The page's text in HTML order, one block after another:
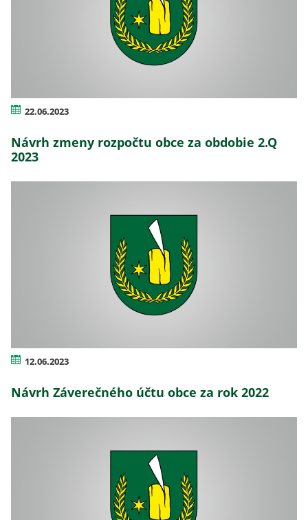
22.06.2023
Návrh zmeny rozpočtu obce za obdobie 2.Q
2023
12.06.2023
Návrh Záverečného účtu obce za rok 2022